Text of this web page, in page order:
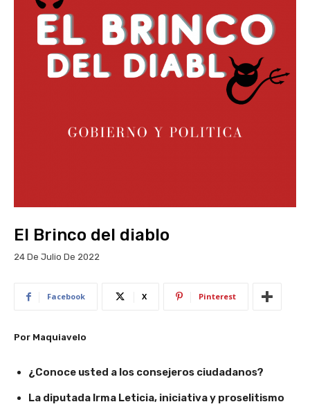
El Brinco del diablo
24 De Julio De 2022
Facebook X Pinterest
Por Maquiavelo
¿Conoce usted a los consejeros ciudadanos?
La diputada Irma Leticia, iniciativa y proselitismo